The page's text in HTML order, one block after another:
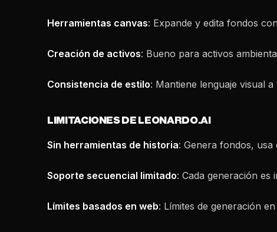
Herramientas canvas: Expande y edita fondos
Creación de activos: Bueno para activos
Consistencia de estilo: Mantiene lenguaje visual
LIMITACIONES DE LEONARDO.AI
Sin herramientas de historia: Genera fondos, usa
Soporte secuencial limitado: Cada generación es
Límites basados en web: Límites de generación